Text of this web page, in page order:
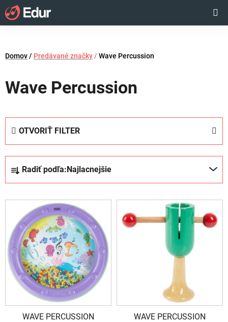
Prejsť
na
obsah
KOŠÍK
Domov/ Predávané značky / Wave Percussion
Wave Percussion
OTVORIŤ FILTER
d
e
e
p
r
u
Radiť podľa:Najlacnejšie
V
p
d
WAVE PERCUSSION
WAVE PERCUSSION